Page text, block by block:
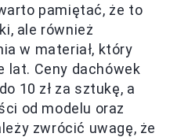
pamiętać, że to
ale również
w materiał, który
lat. Ceny dachówek
10 zł za sztukę, a
od modelu oraz
zwrócić uwagę, że